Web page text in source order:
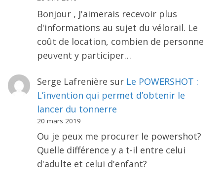
Bonjour , J'aimerais recevoir plus
d'informations au sujet du vélorail. Le
coût de location, combien de personne
peuvent y participer…
Serge Lafrenière sur Le POWERSHOT :
L’invention qui permet d’obtenir le
lancer du tonnerre
20 mars 2019
Ou je peux me procurer le powershot?
Quelle différence y a t-il entre celui
d'adulte et celui d'enfant?